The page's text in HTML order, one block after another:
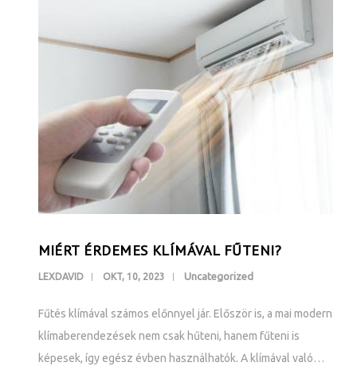
MIÉRT ÉRDEMES KLÍMÁVAL FŰTENI?
LEXDAVID OKT, 10, 2023 Uncategorized
Fűtés klímával számos előnnyel jár. Először is, a mai modern
klímaberendezések nem csak hűteni, hanem fűteni is
képesek, így egész évben használhatók. A klímával való…